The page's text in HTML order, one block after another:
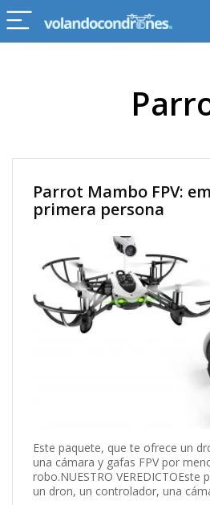
Parrot Mambo FPV:
primera persona
Este paquete, que te ofrece un
una cámara y gafas FPV por
robo.NUESTRO
un dron, un controlador, una